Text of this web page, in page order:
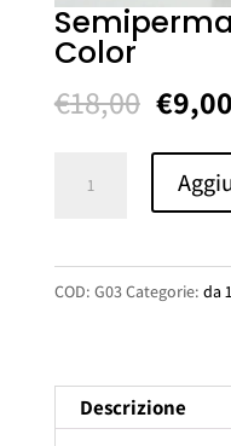
Color
€18,00 Il
era:
€9,00
Semipermanente
Color
quantità
COD: G03Categorie: da
Descrizione